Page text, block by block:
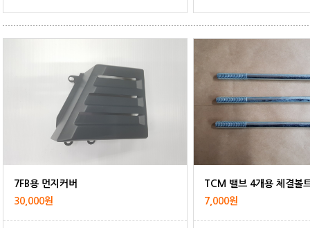
7FB용 먼지커버
30,000원
TCM 밸브 4개용 체결볼
7,000원